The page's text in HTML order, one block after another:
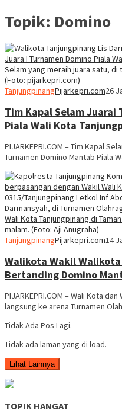
Topik: Domino
TanjungpinangPijarkepri.com26
Tim Kapal Selam Juarai
Piala Wali Kota
PIJARKEPRI.COM – Tim Kapal
Turnamen Domino Mantab Piala
TanjungpinangPijarkepri.com14
Walikota Wakil
Bertanding Domino
PIJARKEPRI.COM – Wali Kota
langsung ke arena Turnamen
Tidak Ada Pos Lagi.
Tidak ada laman yang di load.
Lihat Lainnya
TOPIK HANGAT